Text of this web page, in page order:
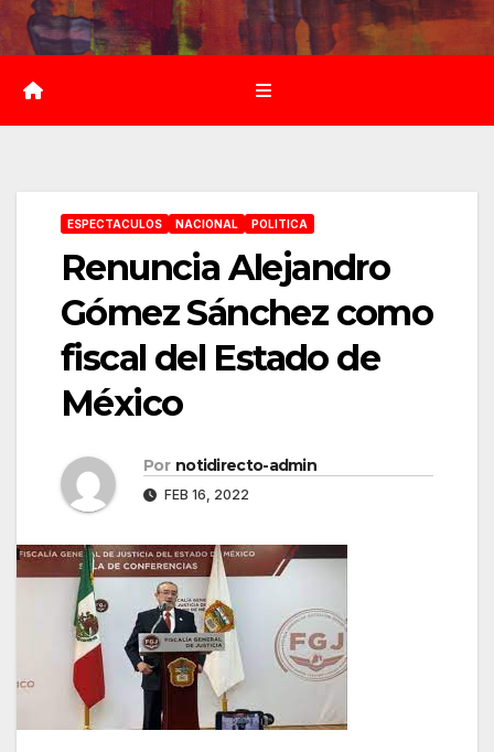
Saltar
al
contenido
ESPECTACULOS NACIONAL POLITICA
Renuncia Alejandro
Gómez Sánchez como
fiscal del Estado de
México
Por notidirecto-admin
FEB 16, 2022